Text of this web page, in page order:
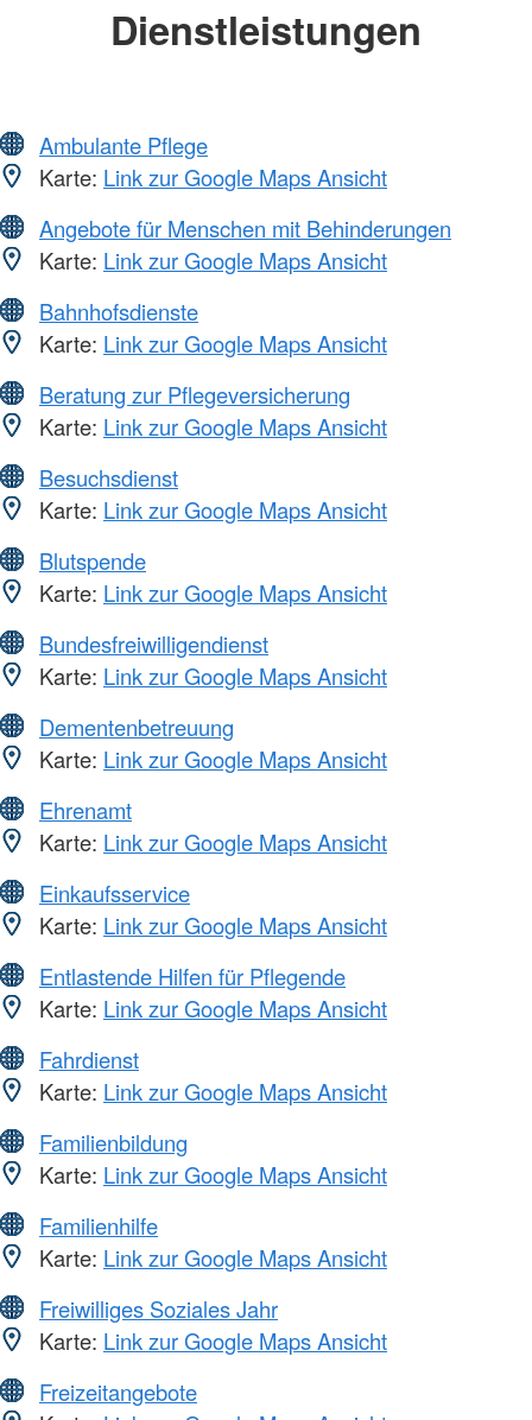
Dienstleistungen
Ambulante Pflege
Karte: Link zur Google Maps Ansicht
Angebote für Menschen mit Behinderungen
Karte: Link zur Google Maps Ansicht
Bahnhofsdienste
Karte: Link zur Google Maps Ansicht
Beratung zur Pflegeversicherung
Karte: Link zur Google Maps Ansicht
Besuchsdienst
Karte: Link zur Google Maps Ansicht
Blutspende
Karte: Link zur Google Maps Ansicht
Bundesfreiwilligendienst
Karte: Link zur Google Maps Ansicht
Dementenbetreuung
Karte: Link zur Google Maps Ansicht
Ehrenamt
Karte: Link zur Google Maps Ansicht
Einkaufsservice
Karte: Link zur Google Maps Ansicht
Entlastende Hilfen für Pflegende
Karte: Link zur Google Maps Ansicht
Fahrdienst
Karte: Link zur Google Maps Ansicht
Familienbildung
Karte: Link zur Google Maps Ansicht
Familienhilfe
Karte: Link zur Google Maps Ansicht
Freiwilliges Soziales Jahr
Karte: Link zur Google Maps Ansicht
Freizeitangebote